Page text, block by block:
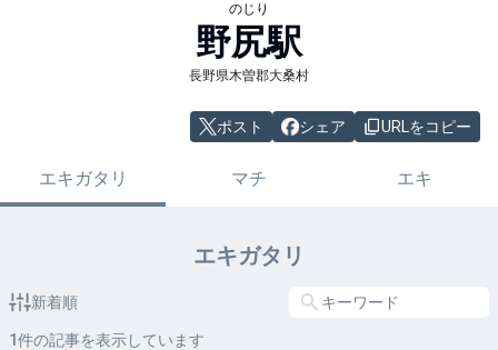
のじり
野尻駅
長野県木曽郡大桑村
ポスト シェア URLをコピー
エキガタリ マチ エキ
エキガタリ
新着順
1件の記事を表示しています